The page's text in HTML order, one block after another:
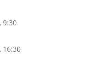
9:30
16:30